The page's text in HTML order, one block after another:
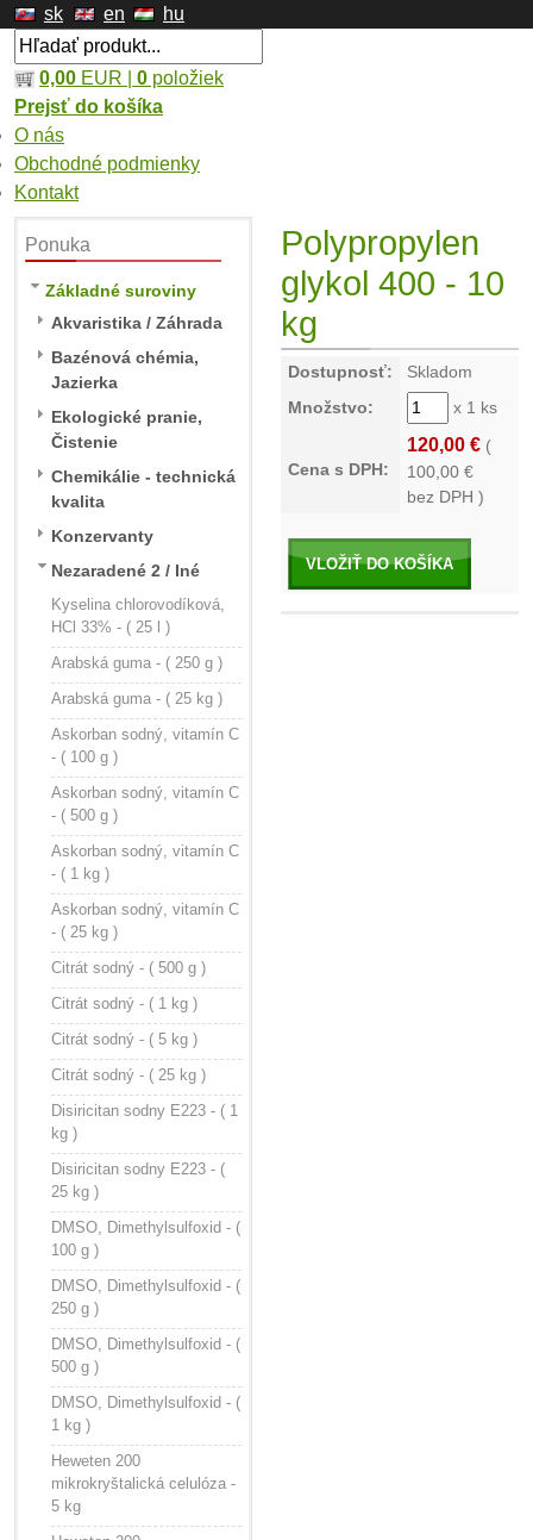
sk en hu
0,00 EUR | 0 položiek
Prejsť do košíka
O nás
Obchodné podmienky
Kontakt
Ponuka
Základné suroviny
Akvaristika / Záhrada
Bazénová chémia,
Jazierka
Ekologické pranie,
Čistenie
Chemikálie - technická
kvalita
Konzervanty
Nezaradené 2 / Iné
Kyselina chlorovodíková,
HCl 33% - ( 25 l )
Arabská guma - ( 250 g )
Arabská guma - ( 25 kg )
Askorban sodný, vitamín C
- ( 100 g )
Askorban sodný, vitamín C
- ( 500 g )
Askorban sodný, vitamín C
- ( 1 kg )
Askorban sodný, vitamín C
- ( 25 kg )
Citrát sodný - ( 500 g )
Citrát sodný - ( 1 kg )
Citrát sodný - ( 5 kg )
Citrát sodný - ( 25 kg )
Disiricitan sodny E223 - ( 1
kg )
Disiricitan sodny E223 - (
25 kg )
DMSO, Dimethylsulfoxid - (
100 g )
DMSO, Dimethylsulfoxid - (
250 g )
DMSO, Dimethylsulfoxid - (
500 g )
DMSO, Dimethylsulfoxid - (
1 kg )
Heweten 200
mikrokryštalická celulóza -
5 kg
Polypropylen
glykol 400 - 10
kg
Dostupnosť:
Skladom
Množstvo:
x 1 ks
Cena s DPH:
120,00 € (
100,00 €
bez DPH )
VLOŽIŤ DO KOŠÍKA